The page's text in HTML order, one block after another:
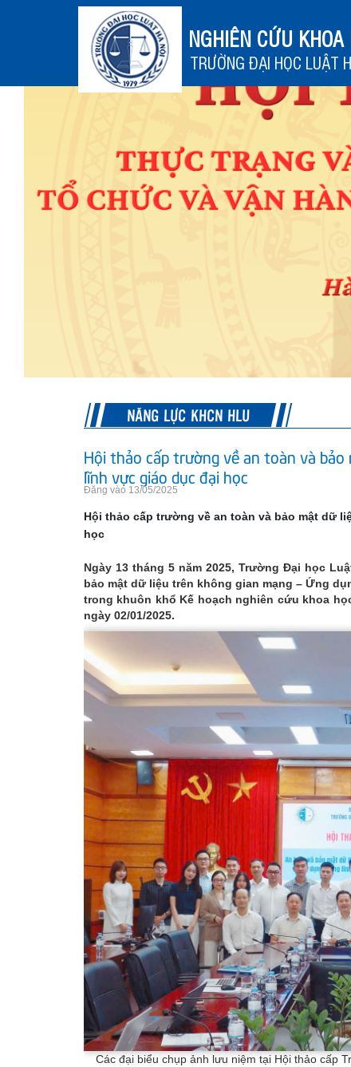
NGHIÊN CỨU KHOA
TRƯỜNG ĐẠI HỌC LUẬT
NĂNG LỰC KHCN HLU
Hội thảo cấp trường về an toàn và
lĩnh vực giáo dục đại học
Đăng vào 13/05/2025
Hội thảo cấp trường về an toàn và bảo mật dữ
học
Ngày 13 tháng 5 năm 2025, Trường Đại học
bảo mật dữ liệu trên không gian mạng – Ứng
trong khuôn khổ Kế hoạch nghiên cứu khoa
ngày 02/01/2025.
Các đại biểu chụp ảnh lưu niệm tại Hội thảo cấp